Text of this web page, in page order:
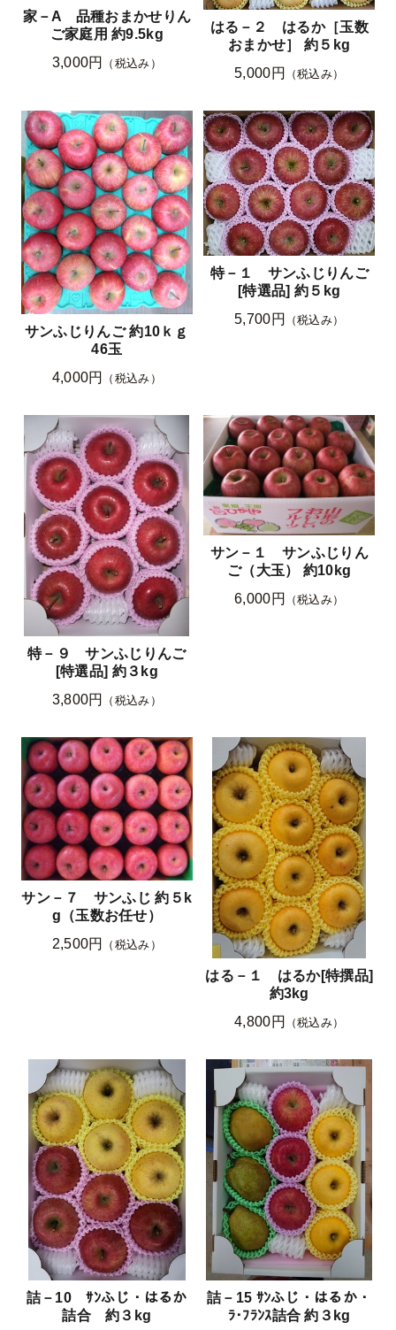
家－A 品種おまかせりん
ご家庭用 約9.5kg
3,000円
（税込み）
はる－２ はるか［玉数
おまかせ］ 約５kg
5,000円
（税込み）
サンふじりんご 約10ｋｇ
46玉
4,000円
（税込み）
特－１ サンふじりんご
[特選品] 約５kg
5,700円
（税込み）
特－９ サンふじりんご
[特選品] 約３kg
3,800円
（税込み）
サン－１ サンふじりん
ご（大玉） 約10kg
6,000円
（税込み）
サン－７ サンふじ 約５k
g（玉数お任せ）
2,500円
（税込み）
はる－１ はるか[特撰品]
約3kg
4,800円
（税込み）
詰－10 ｻﾝふじ・はるか
詰合 約３kg
詰－15 ｻﾝふじ・はるか・
ﾗ･ﾌﾗﾝｽ詰合 約３kg